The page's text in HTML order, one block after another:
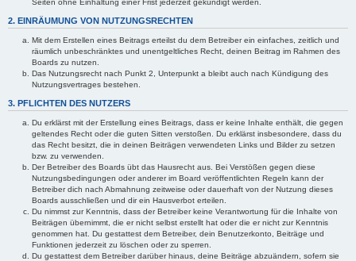
Seiten ohne Einhaltung einer Frist jederzeit gekündigt werden.
2. EINRÄUMUNG VON NUTZUNGSRECHTEN
Mit dem Erstellen eines Beitrags erteilst du dem Betreiber ein einfaches, zeitlich und
räumlich unbeschränktes und unentgeltliches Recht, deinen Beitrag im Rahmen des
Boards zu nutzen.
Das Nutzungsrecht nach Punkt 2, Unterpunkt a bleibt auch nach Kündigung des
Nutzungsvertrages bestehen.
3. PFLICHTEN DES NUTZERS
Du erklärst mit der Erstellung eines Beitrags, dass er keine Inhalte enthält, die gegen
geltendes Recht oder die guten Sitten verstoßen. Du erklärst insbesondere, dass du
das Recht besitzt, die in deinen Beiträgen verwendeten Links und Bilder zu setzen
bzw. zu verwenden.
Der Betreiber des Boards übt das Hausrecht aus. Bei Verstößen gegen diese
Nutzungsbedingungen oder anderer im Board veröffentlichten Regeln kann der
Betreiber dich nach Abmahnung zeitweise oder dauerhaft von der Nutzung dieses
Boards ausschließen und dir ein Hausverbot erteilen.
Du nimmst zur Kenntnis, dass der Betreiber keine Verantwortung für die Inhalte von
Beiträgen übernimmt, die er nicht selbst erstellt hat oder die er nicht zur Kenntnis
genommen hat. Du gestattest dem Betreiber, dein Benutzerkonto, Beiträge und
Funktionen jederzeit zu löschen oder zu sperren.
Du gestattest dem Betreiber darüber hinaus, deine Beiträge abzuändern, sofern sie